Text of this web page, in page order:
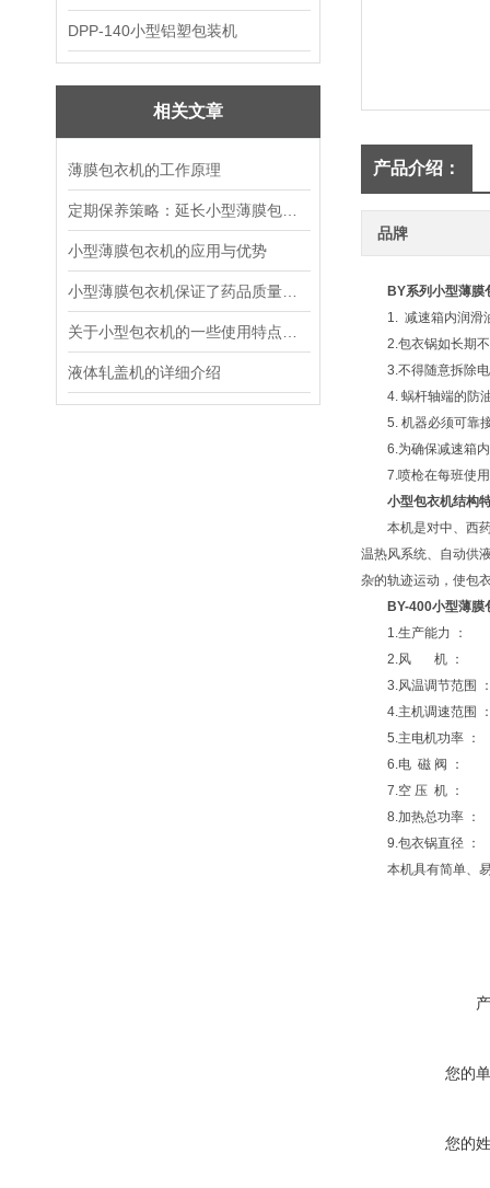
DPP-140小型铝塑包装机
相关文章
薄膜包衣机的工作原理
小型薄膜包衣机的应用与优势
液体轧盖机的详细介绍
产品介绍：
品牌
BY系列小型薄膜
1. 减速箱内润滑油
2.包衣锅如长期不
3.不得随意拆除电
4. 蜗杆轴端的防油
5. 机器必须可靠接
6.为确保减速箱内
7.喷枪在每班使用
小型包衣机结构
本机是对中、西药
温热风系统、自动供
杂的轨迹运动，使包
BY-400小型薄膜
1.生产能力 ：
2.风 机 ：
3.风温调节范围
4.主机调速范围
5.主电机功率 ：
6.电 磁 阀 ：
7.空 压 机 ：
8.加热总功率 ：
9.包衣锅直径 ：
本机具有简单、易
您的
您的